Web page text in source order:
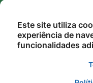
Rua Nunes
Mundo-
Este site utiliza
experiência de
funcionalidades